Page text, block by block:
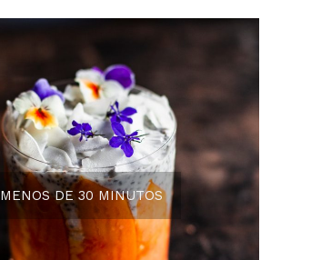
MENOS DE 30 MINUTOS